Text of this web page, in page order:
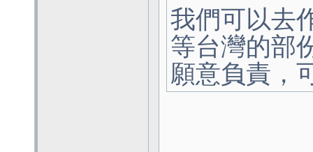
我們可以去
等台灣的部
願意負責，